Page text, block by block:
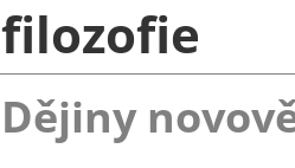
filozofie
Dějiny